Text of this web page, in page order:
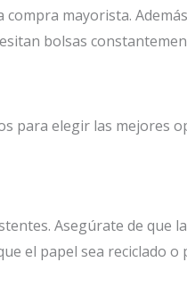
mayorista.
bolsas
para elegir las mejores
Asegúrate de que
el papel sea reciclado o